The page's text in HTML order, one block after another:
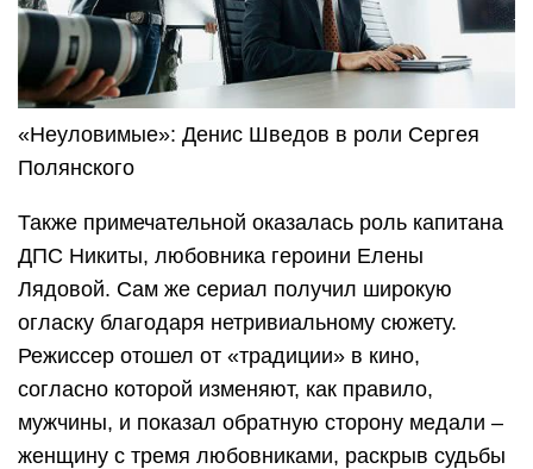
«Неуловимые»: Денис Шведов в роли Сергея
Полянского
Также примечательной оказалась роль капитана
ДПС Никиты, любовника героини Елены
Лядовой. Сам же сериал получил широкую
огласку благодаря нетривиальному сюжету.
Режиссер отошел от «традиции» в кино,
согласно которой изменяют, как правило,
мужчины, и показал обратную сторону медали –
женщину с тремя любовниками, раскрыв судьбы